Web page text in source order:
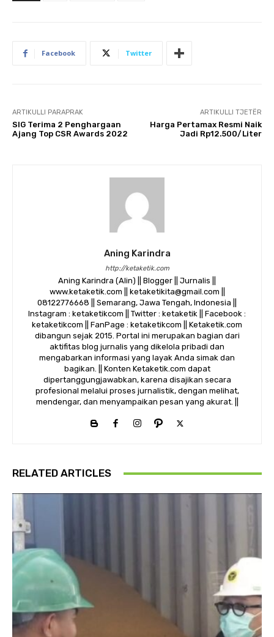
Facebook Twitter
ARTIKULLI PARAPRAK
SIG Terima 2 Penghargaan
Ajang Top CSR Awards 2022
ARTIKULLI TJETËR
Harga Pertamax Resmi Naik
Jadi Rp12.500/Liter
Aning Karindra
http://ketaketik.com
Aning Karindra (Alin) || Blogger || Jurnalis ||
www.ketaketik.com || ketaketikita@gmail.com ||
08122776668 || Semarang, Jawa Tengah, Indonesia ||
Instagram : ketaketikcom || Twitter : ketaketik || Facebook :
ketaketikcom || FanPage : ketaketikcom || Ketaketik.com
dibangun sejak 2015. Portal ini merupakan bagian dari
aktifitas blog jurnalis yang dikelola pribadi dan
mengabarkan informasi yang layak Anda simak dan
bagikan. || Konten Ketaketik.com dapat
dipertanggungjawabkan, karena disajikan secara
profesional melalui proses jurnalistik, dengan melihat,
mendengar, dan menyampaikan pesan yang akurat. ||
RELATED ARTICLES